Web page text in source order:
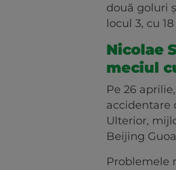
două goluri
locul 3, cu
Nicolae
meciul
Pe 26
accidentare
Ulterior,
Beijing
Problemele